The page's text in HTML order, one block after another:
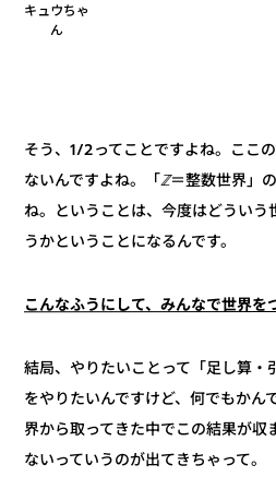
キュウちゃ
ん
そう、1/2ってことですよね。ここ
ないんですよね。「ℤ＝整数世界」
ね。ということは、今度はどういう
うかということになるんです。
こんなふうにして、みんなで世界を
結局、やりたいことって「足し算・
をやりたいんですけど、何でもかん
界から取ってきた中でこの結果が収
ないっていうのが出てきちゃって。